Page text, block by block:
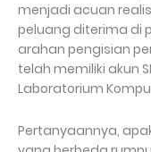
menjadi acuan
peluang diterima di
arahan pengisian
telah memiliki akun
Laboratorium
Pertanyaannya,